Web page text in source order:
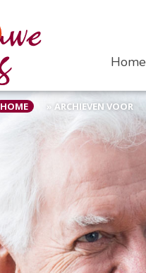
Home
HOME » ARCHIEVEN VOOR